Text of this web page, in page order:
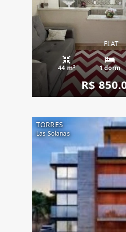
FLAT
44 m² 1 dorm
R$
TORRES
Las Solanas